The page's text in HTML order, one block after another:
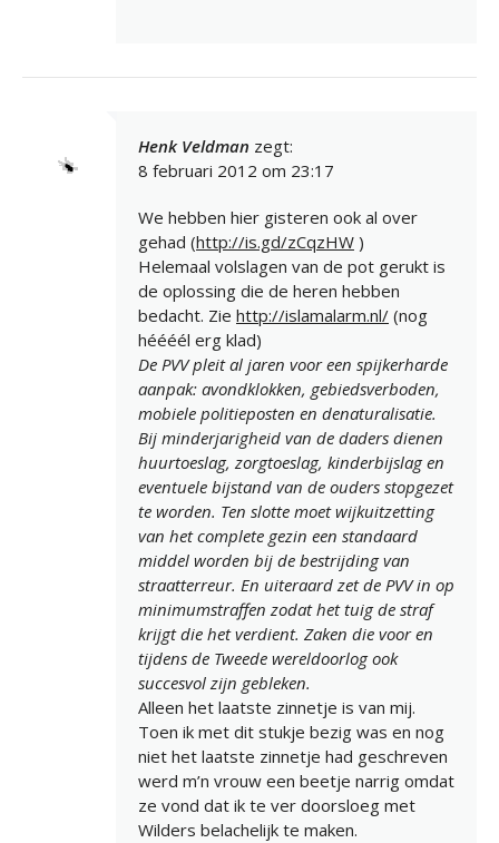
Henk Veldman zegt:
8 februari 2012 om 23:17
We hebben hier gisteren ook al over
gehad (http://is.gd/zCqzHW )
Helemaal volslagen van de pot gerukt is
de oplossing die de heren hebben
bedacht. Zie http://islamalarm.nl/ (nog
héééél erg klad)
De PVV pleit al jaren voor een spijkerharde
aanpak: avondklokken, gebiedsverboden,
mobiele politieposten en denaturalisatie.
Bij minderjarigheid van de daders dienen
huurtoeslag, zorgtoeslag, kinderbijslag en
eventuele bijstand van de ouders stopgezet
te worden. Ten slotte moet wijkuitzetting
van het complete gezin een standaard
middel worden bij de bestrijding van
straatterreur. En uiteraard zet de PVV in op
minimumstraffen zodat het tuig de straf
krijgt die het verdient. Zaken die voor en
tijdens de Tweede wereldoorlog ook
succesvol zijn gebleken.
Alleen het laatste zinnetje is van mij.
Toen ik met dit stukje bezig was en nog
niet het laatste zinnetje had geschreven
werd m’n vrouw een beetje narrig omdat
ze vond dat ik te ver doorsloeg met
Wilders belachelijk te maken.